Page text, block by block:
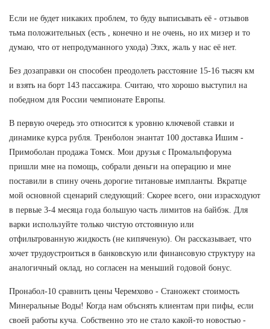
Если не будет никаких проблем, то буду выписывать её - отзывов
тьма положительных (есть , конечно и не очень, но их мизер и то
думаю, что от непродуманного ухода) Ээхх, жаль у нас её нет.
Без дозаправки он способен преодолеть расстояние 15-16 тысяч км
и взять на борт 143 пассажира. Считаю, что хорошо выступил на
победном для России чемпионате Европы.
В первую очередь это относится к уровню ключевой ставки и
динамике курса рубля. Тренболон энантат 100 доставка Ишим -
Примоболан продажа Томск. Мои друзья с Промальпфорума
пришли мне на помощь, собрали деньги на операцию и мне
поставили в спину очень дорогие титановые импланты. Вкратце
мой основной сценарий следующий: Скорее всего, они израсходуют
в первые 3-4 месяца года большую часть лимитов на байбэк. Для
варки используйте только чистую отстоянную или
отфильтрованную жидкость (не кипяченую). Он рассказывает, что
хочет трудоустроиться в банковскую или финансовую структуру на
аналогичный оклад, но согласен на меньший годовой бонус.
Пронабол-10 сравнить цены Черемхово - Станожект стоимость
Минеральные Воды! Когда нам объснять клиентам при пифы, если
своей работы куча. Собственно это не стало какой-то новостью -